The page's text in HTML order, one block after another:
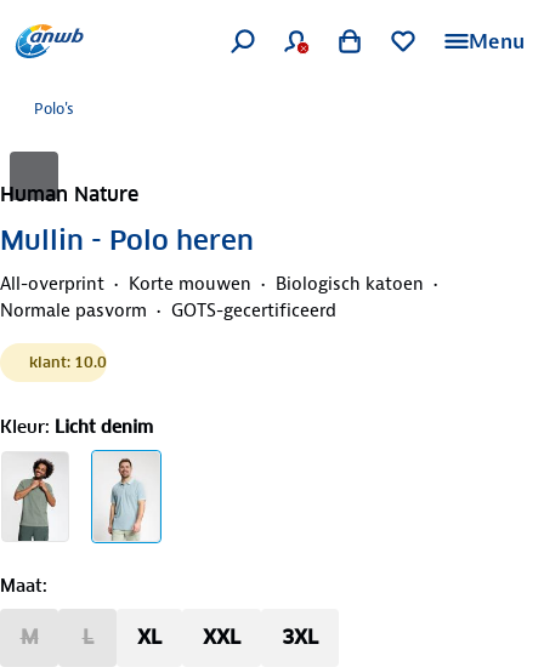
Menu
Polo's
Human Nature
Mullin - Polo heren
All-overprint Korte mouwen
Biologisch katoen
Normale pasvorm
GOTS-gecertificeerd
klant: 10.0
Kleur: Licht denim
Maat:
M L XL XXL 3XL